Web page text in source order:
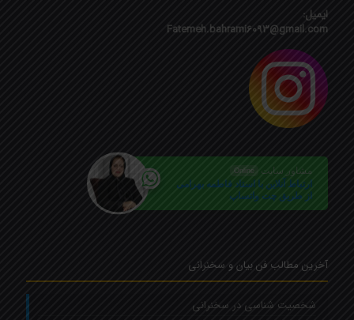
ایمیل:
Fatemeh.bahrami6093@gmail.com
مشاور سایت Online
ارتباط آنلاین با استاد فاطمه بهرامی
از طریق چت واتساپ
آخرین مطالب فن بیان و سخنرانی
شخصیت شناسی در سخنرانی